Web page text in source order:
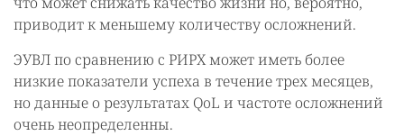
приводит к меньшему количеству осложнений.
ЭУВЛ по сравнению с РИРХ может иметь более
низкие показатели успеха в течение трех месяцев,
но данные о результатах QoL и частоте осложнений
очень неопределенны.